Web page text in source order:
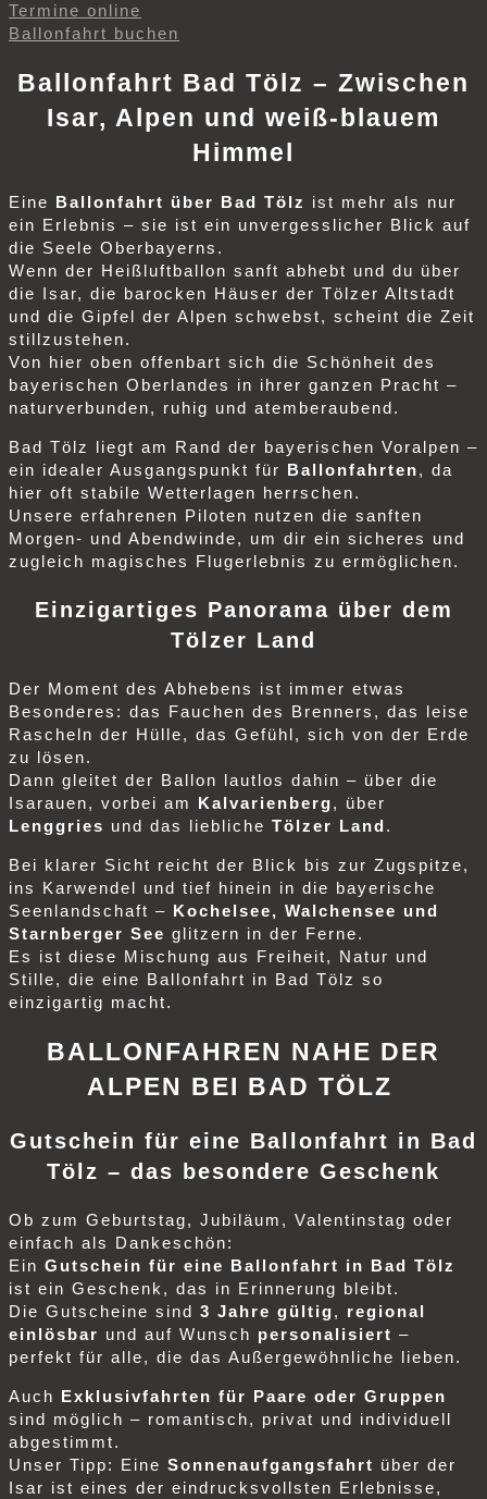
Termine online
Ballonfahrt buchen
Ballonfahrt Bad Tölz – Zwischen
Isar, Alpen und weiß-blauem
Himmel
Eine Ballonfahrt über Bad Tölz ist mehr als nur
ein Erlebnis – sie ist ein unvergesslicher Blick auf
die Seele Oberbayerns.
Wenn der Heißluftballon sanft abhebt und du über
die Isar, die barocken Häuser der Tölzer Altstadt
und die Gipfel der Alpen schwebst, scheint die Zeit
stillzustehen.
Von hier oben offenbart sich die Schönheit des
bayerischen Oberlandes in ihrer ganzen Pracht –
naturverbunden, ruhig und atemberaubend.
Bad Tölz liegt am Rand der bayerischen Voralpen –
ein idealer Ausgangspunkt für Ballonfahrten, da
hier oft stabile Wetterlagen herrschen.
Unsere erfahrenen Piloten nutzen die sanften
Morgen- und Abendwinde, um dir ein sicheres und
zugleich magisches Flugerlebnis zu ermöglichen.
Einzigartiges Panorama über dem
Tölzer Land
Der Moment des Abhebens ist immer etwas
Besonderes: das Fauchen des Brenners, das leise
Rascheln der Hülle, das Gefühl, sich von der Erde
zu lösen.
Dann gleitet der Ballon lautlos dahin – über die
Isarauen, vorbei am Kalvarienberg, über
Lenggries und das liebliche Tölzer Land .
Bei klarer Sicht reicht der Blick bis zur Zugspitze,
ins Karwendel und tief hinein in die bayerische
Seenlandschaft – Kochelsee, Walchensee und
Starnberger See glitzern in der Ferne.
Es ist diese Mischung aus Freiheit, Natur und
Stille, die eine Ballonfahrt in Bad Tölz so
einzigartig macht.
BALLONFAHREN NAHE DER
ALPEN BEI BAD TÖLZ
Gutschein für eine Ballonfahrt in Bad
Tölz – das besondere Geschenk
Ob zum Geburtstag, Jubiläum, Valentinstag oder
einfach als Dankeschön:
Ein Gutschein für eine Ballonfahrt in Bad Tölz
ist ein Geschenk, das in Erinnerung bleibt.
Die Gutscheine sind 3 Jahre gültig, regional
einlösbar und auf Wunsch personalisiert –
perfekt für alle, die das Außergewöhnliche lieben.
Auch Exklusivfahrten für Paare oder Gruppen
sind möglich – romantisch, privat und individuell
abgestimmt.
Unser Tipp: Eine Sonnenaufgangsfahrt über der
Isar ist eines der eindrucksvollsten Erlebnisse,